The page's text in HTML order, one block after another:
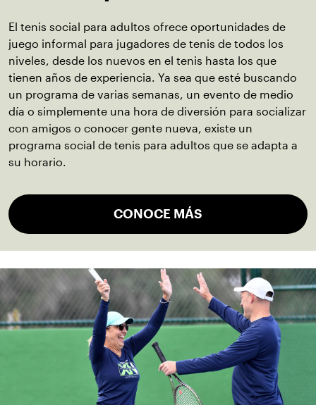
El tenis social para adultos ofrece oportunidades de
juego informal para jugadores de tenis de todos los
niveles, desde los nuevos en el tenis hasta los que
tienen años de experiencia. Ya sea que esté buscando
un programa de varias semanas, un evento de medio
día o simplemente una hora de diversión para socializar
con amigos o conocer gente nueva, existe un
programa social de tenis para adultos que se adapta a
su horario.
CONOCE MÁS